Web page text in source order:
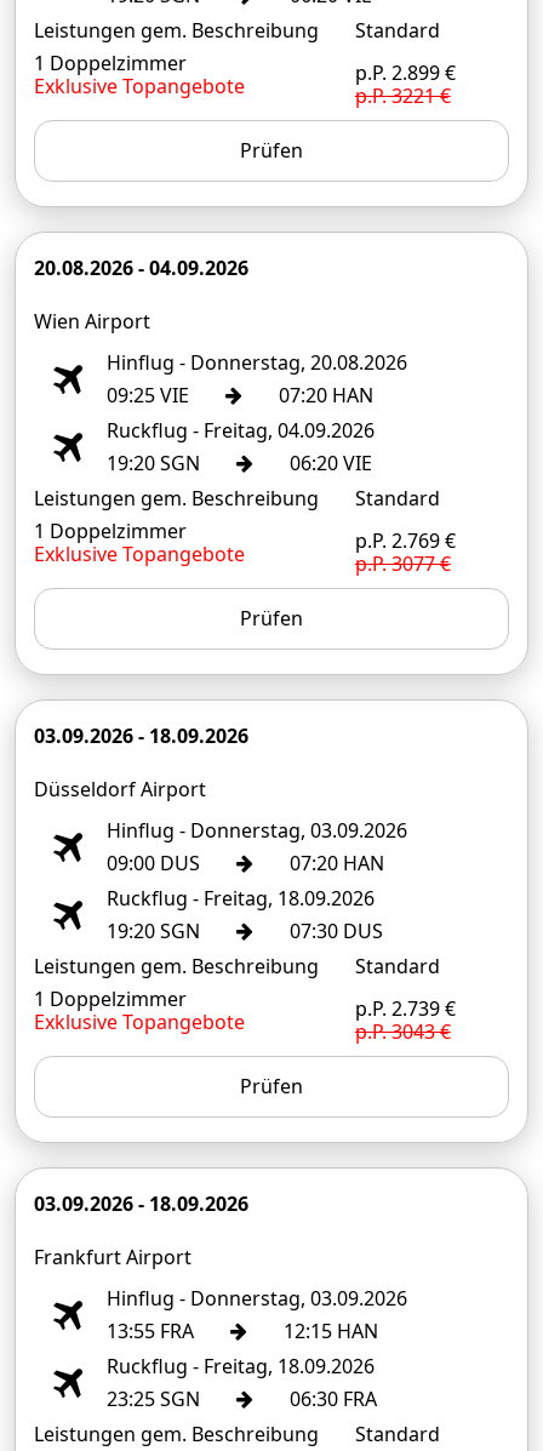
Leistungen gem. Beschreibung
1 Doppelzimmer
Exklusive Topangebote
Standard
p.P. 2.899 €
p.P. 3221 €
Prüfen
20.08.2026 - 04.09.2026
Wien Airport
Hinflug - Donnerstag, 20.08.2026
09:25 VIE
07:20 HAN
Ruckflug - Freitag, 04.09.2026
19:20 SGN
06:20 VIE
Leistungen gem. Beschreibung
1 Doppelzimmer
Exklusive Topangebote
Standard
p.P. 2.769 €
p.P. 3077 €
Prüfen
03.09.2026 - 18.09.2026
Düsseldorf Airport
Hinflug - Donnerstag, 03.09.2026
09:00 DUS
07:20 HAN
Ruckflug - Freitag, 18.09.2026
19:20 SGN
07:30 DUS
Leistungen gem. Beschreibung
1 Doppelzimmer
Exklusive Topangebote
Standard
p.P. 2.739 €
p.P. 3043 €
Prüfen
03.09.2026 - 18.09.2026
Frankfurt Airport
Hinflug - Donnerstag, 03.09.2026
13:55 FRA
12:15 HAN
Ruckflug - Freitag, 18.09.2026
23:25 SGN
06:30 FRA
Leistungen gem. Beschreibung
Standard